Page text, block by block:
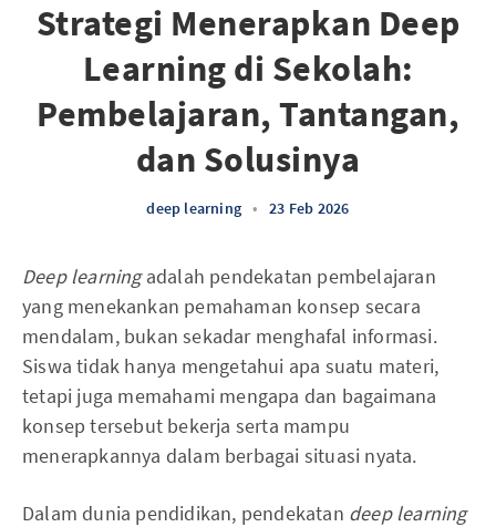
Strategi Menerapkan Deep
Learning di Sekolah:
Pembelajaran, Tantangan,
dan Solusinya
deep learning • 23 Feb 2026
Deep learningadalah pendekatan pembelajaran
yang menekankan pemahaman konsep secara
mendalam, bukan sekadar menghafal informasi.
Siswa tidak hanya mengetahui apa suatu materi,
tetapi juga memahami mengapa dan bagaimana
konsep tersebut bekerja serta mampu
menerapkannya dalam berbagai situasi nyata.
Dalam dunia pendidikan, pendekatan deep learning